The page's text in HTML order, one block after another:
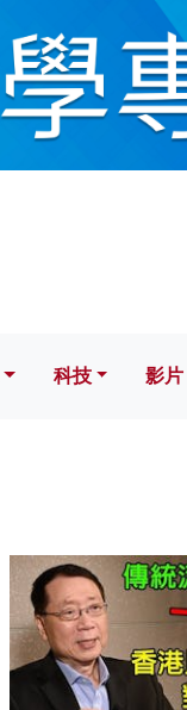
科技
科技 影片